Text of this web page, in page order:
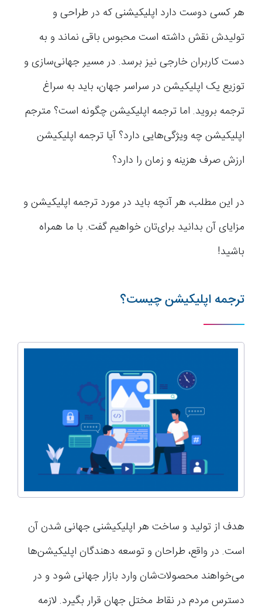
هر کسی دوست دارد اپلیکیشنی که در طراحی و
تولیدش نقش داشته است محبوس باقی نماند و به
دست کاربران خارجی نیز برسد. در مسیر جهانی‌سازی و
توزیع یک اپلیکیشن در سراسر جهان، باید به سراغ
ترجمه بروید. اما ترجمه اپلیکیشن چگونه است؟ مترجم
اپلیکیشن چه ویژگی‌هایی دارد؟ آیا ترجمه اپلیکیشن
ارزش صرف هزینه و زمان را دارد؟
در این مطلب، هر آنچه باید در مورد ترجمه اپلیکیشن و
مزایای آن بدانید برای‌تان خواهیم گفت. با ما همراه
باشید!
ترجمه اپلیکیشن چیست؟
هدف از تولید و ساخت هر اپلیکیشنی جهانی شدن آن
است. در واقع، طراحان و توسعه دهندگان اپلیکیشن‌ها
می‌خواهند محصولات‌شان وارد بازار جهانی شود و در
دسترس مردم در نقاط مختل جهان قرار بگیرد. لازمه